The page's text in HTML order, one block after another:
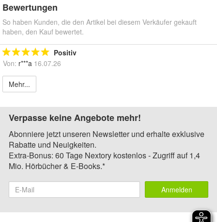
Bewertungen
So haben Kunden, die den Artikel bei diesem Verkäufer gekauft
haben, den Kauf bewertet.
Positiv
Von: r***a 16.07.26
Mehr...
Verpasse keine Angebote mehr!
Abonniere jetzt unseren Newsletter und erhalte exklusive
Rabatte und Neuigkeiten.
Extra-Bonus: 60 Tage Nextory kostenlos - Zugriff auf 1,4
Mio. Hörbücher & E-Books.*
Anmelden